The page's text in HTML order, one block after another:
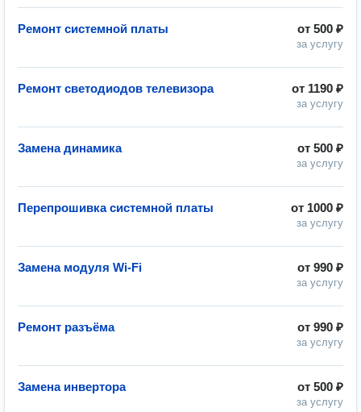
от 500 ₽
за услугу
Ремонт системной платы
от 1190 ₽
за услугу
Ремонт светодиодов телевизора
от 500 ₽
за услугу
Замена динамика
от 1000 ₽
за услугу
Перепрошивка системной платы
от 990 ₽
за услугу
Замена модуля Wi-Fi
от 990 ₽
за услугу
Ремонт разъёма
от 500 ₽
за услугу
Замена инвертора